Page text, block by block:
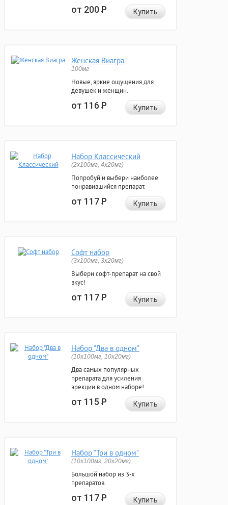
от 200Р Купить
Женская Виагра
100мг
Новые, яркие ощущения для
девушек и женщин.
от 116Р Купить
Набор Классический
(2x100мг, 4x20мг)
Попробуй и выбери наиболее
понравившийся препарат.
от 117Р Купить
Софт набор
(3x100мг, 3x20мг)
Выбери софт-препарат на свой
вкус!
от 117Р Купить
Набор "Два в одном"
(10x100мг, 10x20мг)
Два самых популярных
препарата для усиления
эрекции в одном наборе!
от 115Р Купить
Набор "Три в одном"
(10x100мг, 20x20мг)
Большой набор из 3-х
препаратов.
от 117Р Купить